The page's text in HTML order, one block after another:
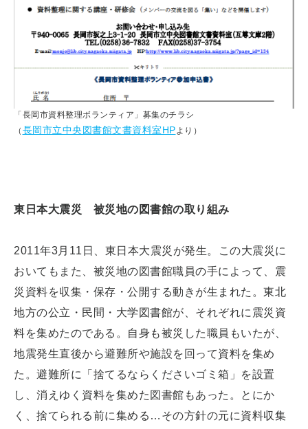
「長岡市資料整理ボランティア」募集のチラシ
（ 長岡市立中央図書館文書資料室HPより）
東日本大震災 被災地の図書館の取り組み
2011年3月11日、東日本大震災が発生。この大震災に
おいてもまた、被災地の図書館職員の手によって、震
災資料を収集・保存・公開する動きが生まれた。東北
地方の公立・民間・大学図書館が、それぞれに震災資
料を集めたのである。自身も被災した職員もいたが、
地震発生直後から避難所や施設を回って資料を集め
た。避難所に「捨てるならくださいゴミ箱」を設置
し、消えゆく資料を集めた図書館もあった。とにか
く、捨てられる前に集める…その方針の元に資料収集